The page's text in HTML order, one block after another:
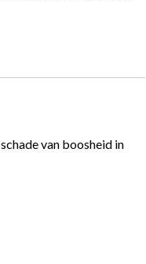
van boosheid in